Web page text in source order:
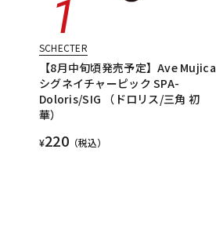
SCHECTER
【8月中旬頃発売予定】Ave Mujica
シグネイチャーピック SPA-
Doloris/SIG （ドロリス/三角 初
華）
¥220（税込）